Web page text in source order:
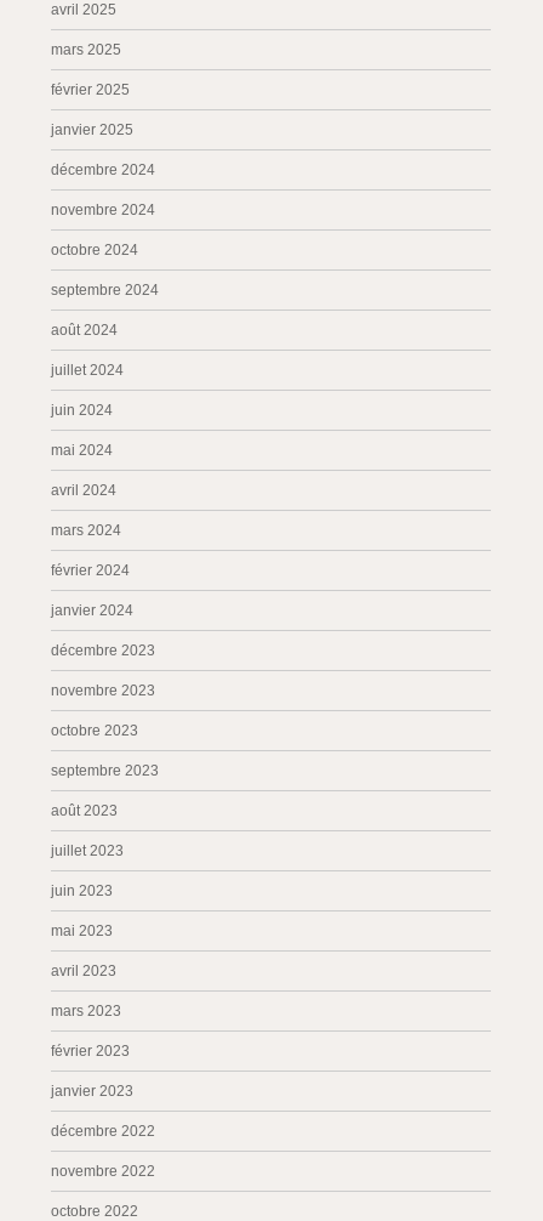
avril 2025
mars 2025
février 2025
janvier 2025
décembre 2024
novembre 2024
octobre 2024
septembre 2024
août 2024
juillet 2024
juin 2024
mai 2024
avril 2024
mars 2024
février 2024
janvier 2024
décembre 2023
novembre 2023
octobre 2023
septembre 2023
août 2023
juillet 2023
juin 2023
mai 2023
avril 2023
mars 2023
février 2023
janvier 2023
décembre 2022
novembre 2022
octobre 2022